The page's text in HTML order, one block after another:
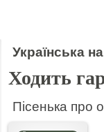
Українська
Ходить
Пісенька про